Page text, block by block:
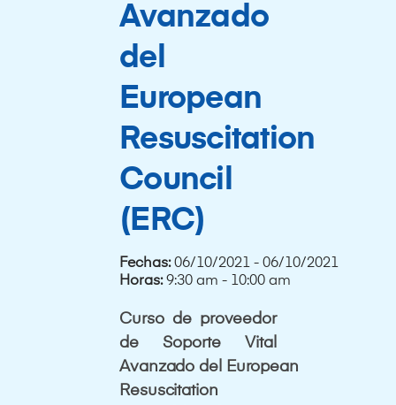
Avanzado
del
European
Resuscitation
Council
(ERC)
Fechas:06/10/2021 - 06/10/2021
Horas:9:30 am - 10:00 am
Curso de proveedor
de Soporte Vital
Avanzado del
European
Resuscitation